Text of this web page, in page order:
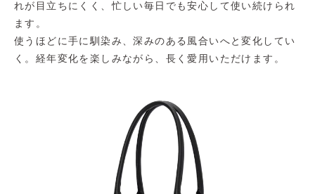
れが目立ちにくく、忙しい毎日でも安心して使い続けられ
ます。
使うほどに手に馴染み、深みのある風合いへと変化してい
く。経年変化を楽しみながら、長く愛用いただけます。